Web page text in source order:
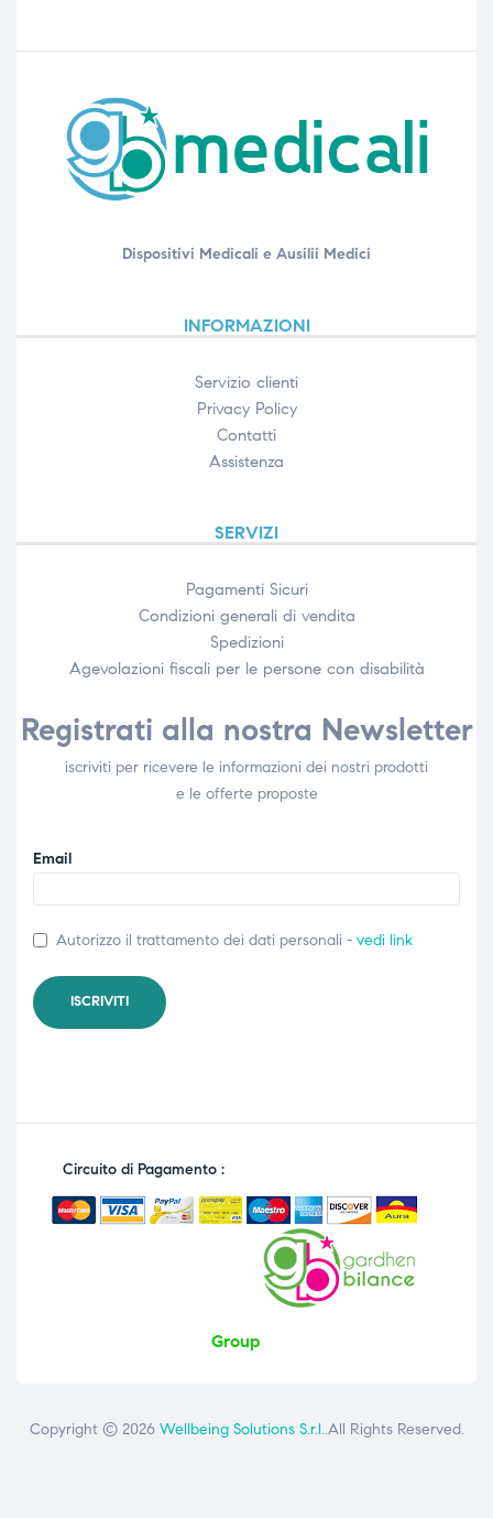
Dispositivi Medicali e Ausilii Medici
INFORMAZIONI
Servizio clienti
Privacy Policy
Contatti
Assistenza
SERVIZI
Pagamenti Sicuri
Condizioni generali di vendita
Spedizioni
Agevolazioni fiscali per le persone con disabilità​
Registrati alla nostra Newsletter
iscriviti per ricevere le informazioni dei nostri prodotti
e le offerte proposte
Email
Autorizzo il trattamento dei dati personali - vedi link
Circuito di Pagamento :
Group
Copyright © 2026 Wellbeing Solutions S.r.l..All Rights Reserved.